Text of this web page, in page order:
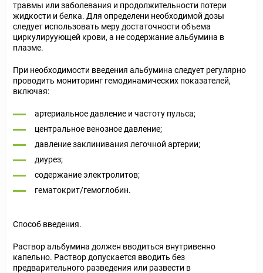
травмы или заболевания и продолжительности потери
жидкости и белка. Для определени необходимой дозы
следует использовать меру достаточности объема
циркулируующей крови, а не содержание альбумина в
плазме.
При необходимости введения альбумина следует регулярно
проводить мониторинг гемодинамических показателей,
включая:
артериальное давление и частоту пульса;
центральное венозное давление;
давление заклинивания легочной артерии;
диурез;
содержание электролитов;
гематокрит/гемоглобин.
Способ введения.
Раствор альбумина должен вводиться внутривенно
капельно. Раствор допускается вводить без
предварительного разведения или развести в